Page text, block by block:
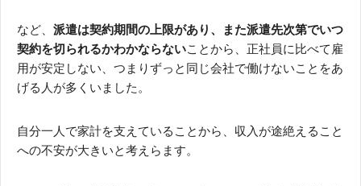
など、 派遣は契約期間の上限があり、また派遣先次第でいつ
契約を切られるかわかならないことから、正社員に比べて雇
用が安定しない、つまりずっと同じ会社で働けないことをあ
げる人が多くいました。
自分一人で家計を支えていることから、収入が途絶えること
への不安が大きいと考えらます。